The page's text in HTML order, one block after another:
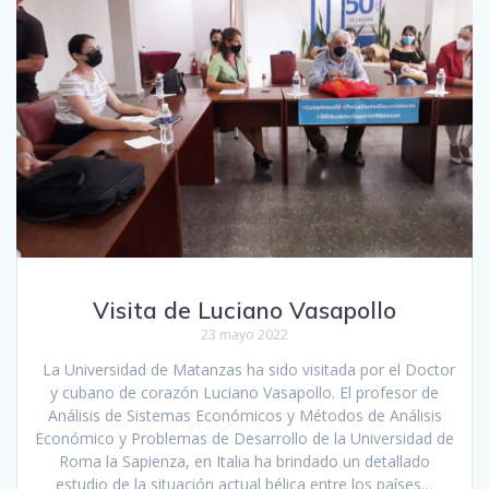
Visita de Luciano Vasapollo
23 mayo 2022
La Universidad de Matanzas ha sido visitada por el Doctor
y cubano de corazón Luciano Vasapollo. El profesor de
Análisis de Sistemas Económicos y Métodos de Análisis
Económico y Problemas de Desarrollo de la Universidad de
Roma la Sapienza, en Italia ha brindado un detallado
estudio de la situación actual bélica entre los países…